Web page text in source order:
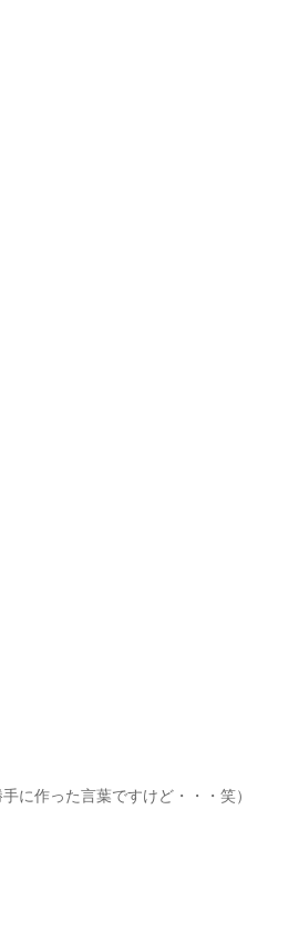
に作った言葉ですけど・・・笑）